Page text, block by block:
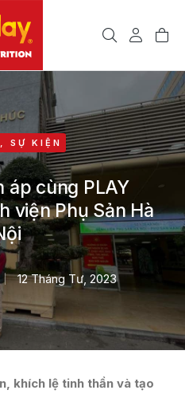
SỰ KIỆN
áp cùng PLAY
viện Phụ Sản Hà
12 Tháng Tư, 2023
khích lệ tinh thần và tạo